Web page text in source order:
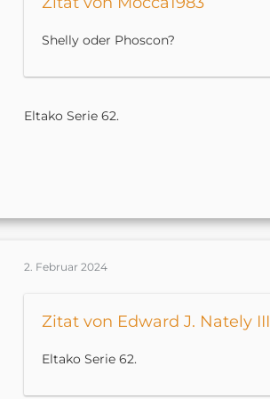
Shelly oder Phoscon?
Eltako Serie 62.
2. Februar 2024
Zitat von Edward J. Nately III
Eltako Serie 62.